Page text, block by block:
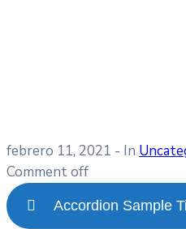
febrero 11, 2021 - In
Comment off
Accordion Sample